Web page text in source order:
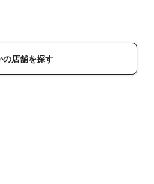
の店舗を探す